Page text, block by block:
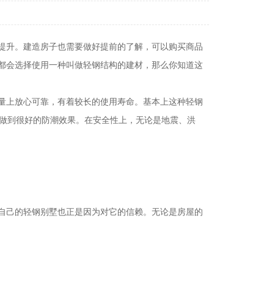
。建造房子也需要做好提前的了解，可以购买商品
会选择使用一种叫做轻钢结构的建材，那么你知道这
放心可靠，有着较长的使用寿命。基本上这种轻钢
到很好的防潮效果。在安全性上，无论是地震、洪
的轻钢别墅也正是因为对它的信赖。无论是房屋的